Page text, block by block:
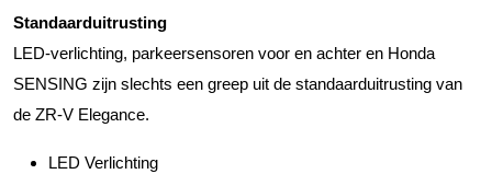
Standaarduitrusting
LED-verlichting, parkeersensoren voor en achter en Honda
SENSING zijn slechts een greep uit de standaarduitrusting van
de ZR-V Elegance.
LED Verlichting